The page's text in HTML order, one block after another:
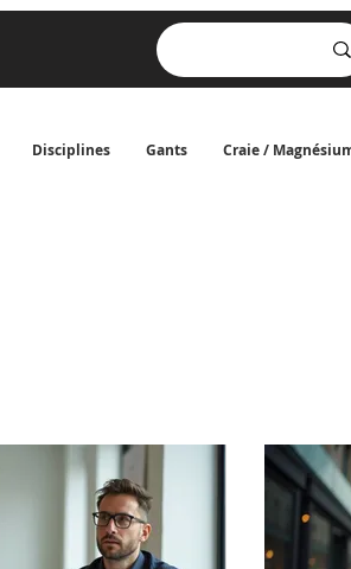
Disciplines Gants Craie /